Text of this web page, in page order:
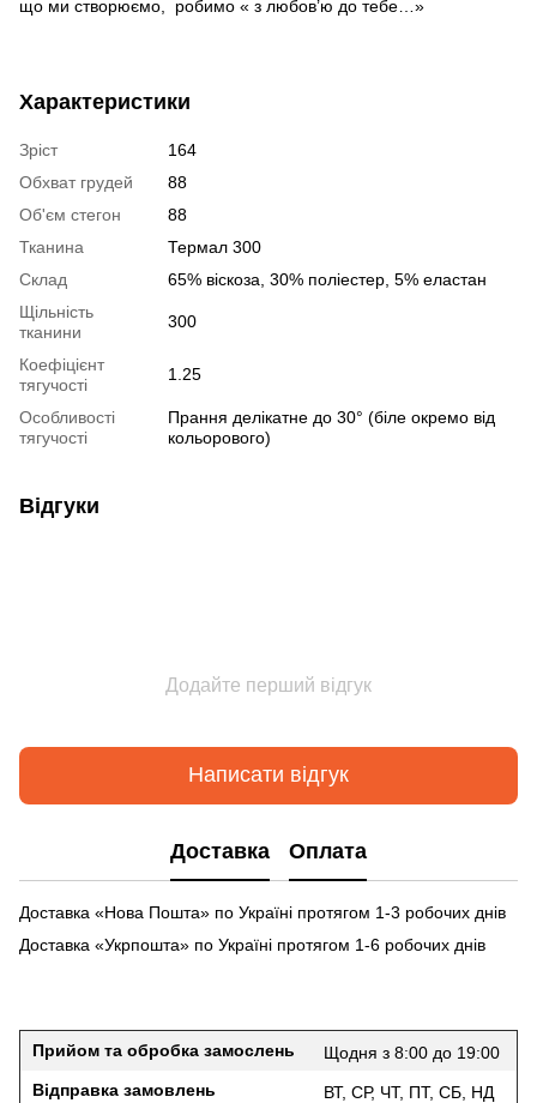
що ми створюємо, робимо « з любов’ю до тебе…»
Характеристики
Зріст
164
Обхват грудей
88
Об'єм стегон
88
Тканина
Термал 300
Склад
65% віскоза, 30% поліестер, 5% еластан
Щільність
тканини
300
Коефіцієнт
тягучості
1.25
Особливості
тягучості
Прання делікатне до 30° (біле окремо від
кольорового)
Відгуки
Додайте перший відгук
Написати відгук
Доставка Оплата
Доставка «Нова Пошта» по Україні протягом 1-3 робочих днів
Доставка «Укрпошта» по Україні протягом 1-6 робочих днів
Прийом та обробка замослень
Щодня з 8:00 до 19:00
Відправка замовлень
ВТ, СР, ЧТ, ПТ, СБ, НД